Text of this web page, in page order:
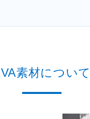
素材について